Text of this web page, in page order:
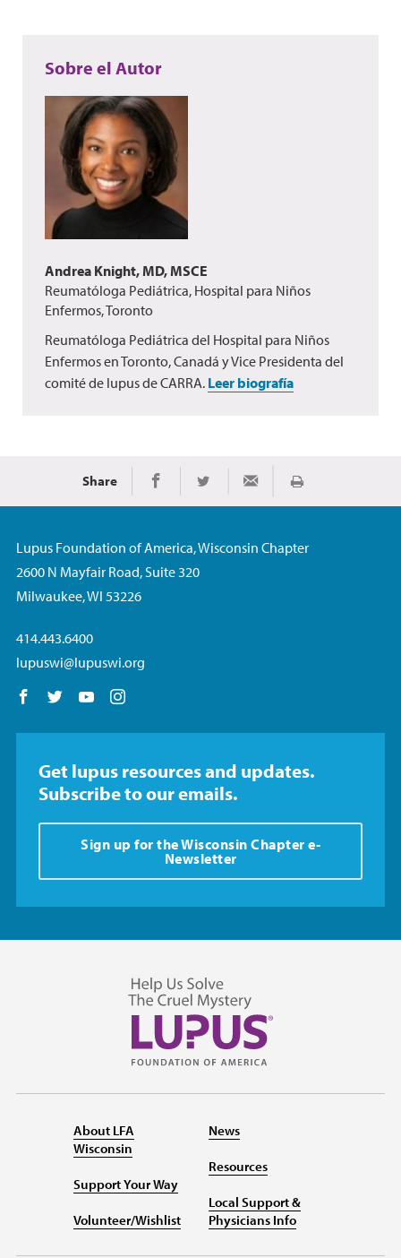
Sobre el Autor
Andrea Knight, MD, MSCE
Reumatóloga Pediátrica, Hospital para Niños
Enfermos, Toronto
Reumatóloga Pediátrica del Hospital para Niños
Enfermos en Toronto, Canadá y Vice Presidenta del
comité de lupus de CARRA. Leer biografía
Share Share on Facebook
Share on TwitterShare via EmailImprimir
Lupus Foundation of America, Wisconsin Chapter
2600 N Mayfair Road, Suite 320
Milwaukee, WI 53226
414.443.6400
lupuswi@lupuswi.org
Follow us on Facebook
Follow us on Twitter
Follow us on YouTube
Get lupus resources and updates.
Subscribe to our emails.
Sign up for the Wisconsin Chapter e-
Newsletter
About LFA
Wisconsin
Support Your Way
Volunteer/Wishlist
News
Resources
Local Support &
Physicians Info